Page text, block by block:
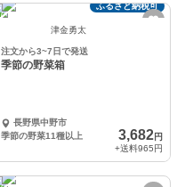
ふるさと納税可
津金勇太
注文から3~7日で発送
季節の野菜箱
長野県中野市
季節の野菜11種以上
3,682円
+送料965円